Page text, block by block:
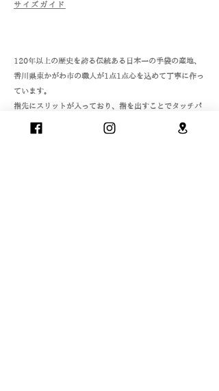
​​サイズガイド
120年以上の歴史を誇る伝統ある日本一の手袋の産地、
香川県東かがわ市の職人が1点1点心を込めて丁寧に作っ
ています。
指先にスリットが入っており、指を出すことでタッチパ
ネル操作が可能です。